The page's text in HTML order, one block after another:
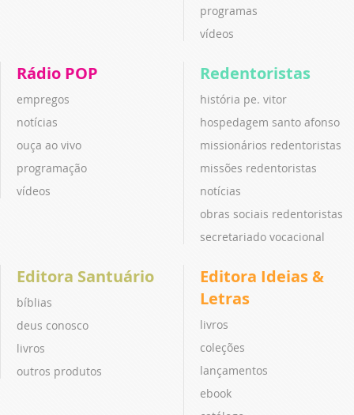
programas
vídeos
Rádio POP
empregos
notícias
ouça ao vivo
programação
vídeos
Redentoristas
história pe. vitor
hospedagem santo afonso
missionários redentoristas
missões redentoristas
notícias
obras sociais redentoristas
secretariado vocacional
Editora Santuário
bíblias
deus conosco
livros
outros produtos
Editora Ideias &
Letras
livros
coleções
lançamentos
ebook